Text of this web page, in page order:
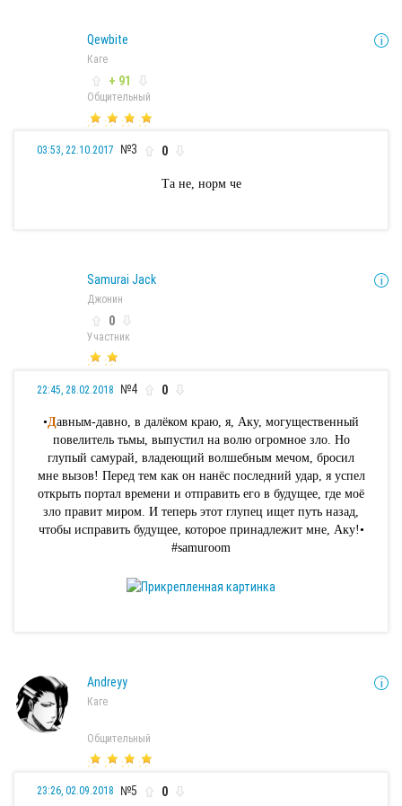
Qewbite
Каге
+ 91
Общительный
03:53, 22.10.2017 №3 0
Та не, норм че
Samurai Jack
Джонин
0
Участник
22:45, 28.02.2018 №4 0
•Давным-давно, в далёком краю, я, Аку, могущественный
повелитель тьмы, выпустил на волю огромное зло. Но
глупый самурай, владеющий волшебным мечом, бросил
мне вызов! Перед тем как он нанёс последний удар, я успел
открыть портал времени и отправить его в будущее, где моё
зло правит миром. И теперь этот глупец ищет путь назад,
чтобы исправить будущее, которое принадлежит мне, Аку!•
#samuroom
Andreyy
Каге
Общительный
23:26, 02.09.2018 №5 0